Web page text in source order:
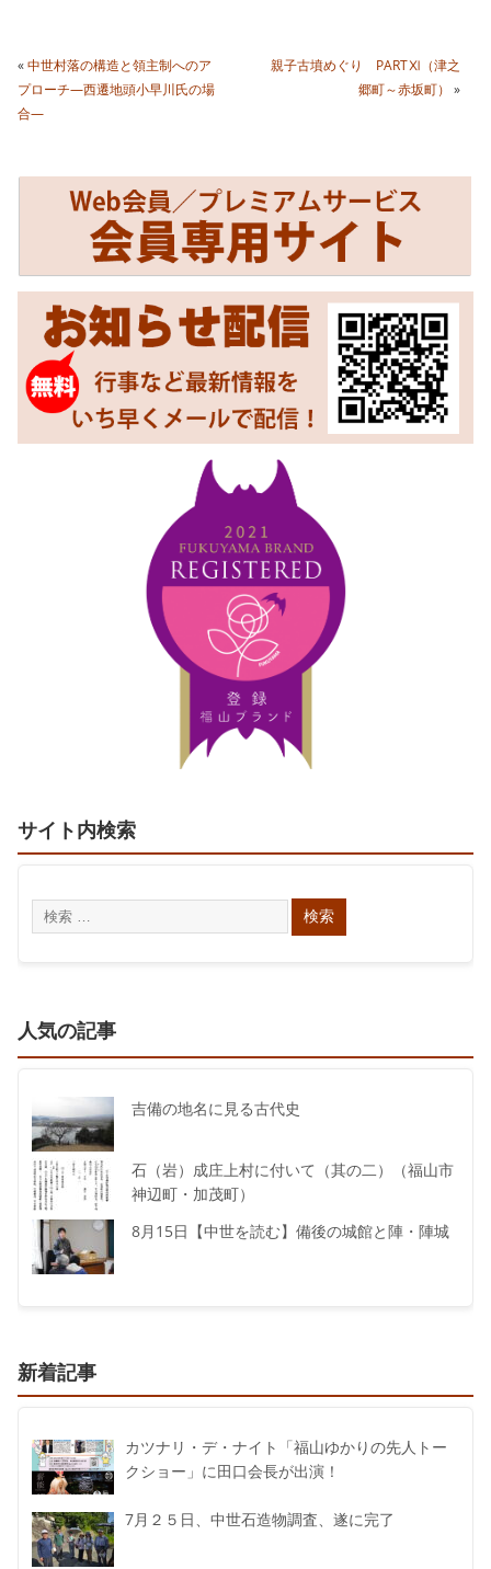
«中世村落の構造と領主制へのア
プローチ―西遷地頭小早川氏の場
合―
親子古墳めぐり PARTⅪ（津之
郷町～赤坂町） »
サイト内検索
人気の記事
吉備の地名に見る古代史
石（岩）成庄上村に付いて（其の二）（福山市
神辺町・加茂町）
8月15日【中世を読む】備後の城館と陣・陣城
新着記事
カツナリ・デ・ナイト「福山ゆかりの先人トー
クショー」に田口会長が出演！
7月２５日、中世石造物調査、遂に完了